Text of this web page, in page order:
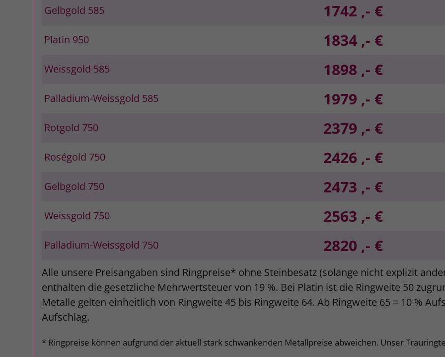
Gelbgold 585 1742 ,- €
Platin 950 1834 ,- €
Weissgold 585 1898 ,- €
Palladium-Weissgold 585 1979 ,- €
Rotgold 750 2379 ,- €
Roségold 750 2426 ,- €
Gelbgold 750 2473 ,- €
Weissgold 750 2563 ,- €
Palladium-Weissgold 750 2820 ,- €
Alle unsere Preisangaben sind Ringpreise* ohne Steinbesatz (solange nicht explizit
enthalten die gesetzliche Mehrwertsteuer von 19 %. Bei Platin ist die Ringweite 50
Metalle gelten einheitlich von Ringweite 45 bis Ringweite 64. Ab Ringweite 65 = 10 %
Aufschlag.
* Ringpreise können aufgrund der aktuell stark schwankenden Metallpreise abweichen. Unser